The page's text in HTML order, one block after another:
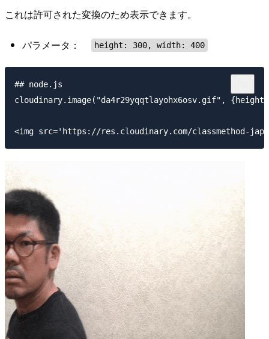
これは許可された変換のため表示できます。
パラメータ： height: 300, width: 400
## node.js
cloudinary.image("da4r29yqqtlayohx6osv.gif",